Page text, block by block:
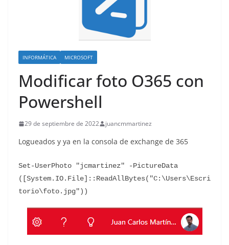
INFORMÁTICA MICROSOFT
Modificar foto O365 con
Powershell
29 de septiembre de 2022 juancmmartinez
Logueados y ya en la consola de exchange de 365
Set-UserPhoto "jcmartinez" -PictureData
([System.IO.File]::ReadAllBytes("C:\Users\Escri
torio\foto.jpg"))